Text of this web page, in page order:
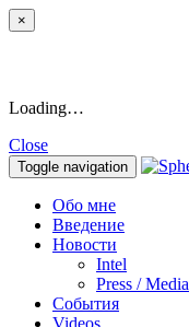
×
Loading…
Close
Toggle navigation
Обо мне
Введение
Новости
Intel
Press / Media
События
Videos